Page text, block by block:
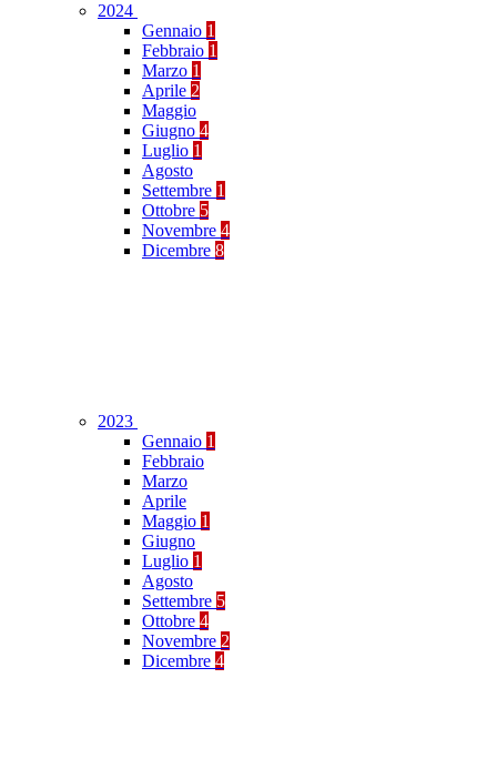
2024
Gennaio 1
Febbraio 1
Marzo 1
Aprile 2
Maggio
Giugno 4
Luglio 1
Agosto
Settembre 1
Ottobre 5
Novembre 4
Dicembre 8
2023
Gennaio 1
Febbraio
Marzo
Aprile
Maggio 1
Giugno
Luglio 1
Agosto
Settembre 5
Ottobre 4
Novembre 2
Dicembre 4